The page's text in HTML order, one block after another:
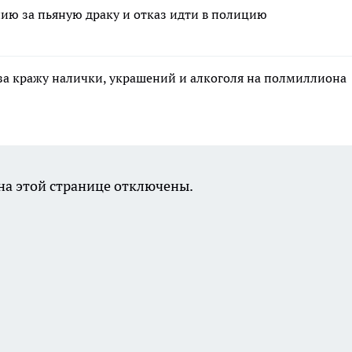
за пьяную драку и отказ идти в полицию
кражу налички, украшений и алкоголя на полмиллиона
этой странице отключены.